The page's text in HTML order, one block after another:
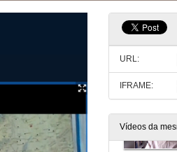
URL:
IFRAME:
Vídeos da